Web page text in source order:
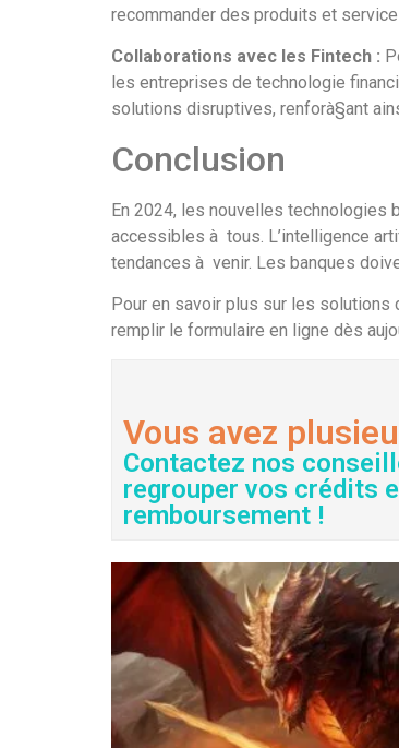
recommander des produits et
Collaborations avec les Fintech :
les entreprises de technologie
solutions disruptives, renforà§ant
Conclusion
En 2024, les nouvelles technologies
accessibles à tous. L’intelligence
tendances à venir. Les banques
Pour en savoir plus sur les solutions
remplir le formulaire en ligne dès
Vous avez
Contactez nos
regrouper vos crédits
remboursement !